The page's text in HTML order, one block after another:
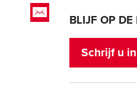
BLIJF OP DE
Schrijf u